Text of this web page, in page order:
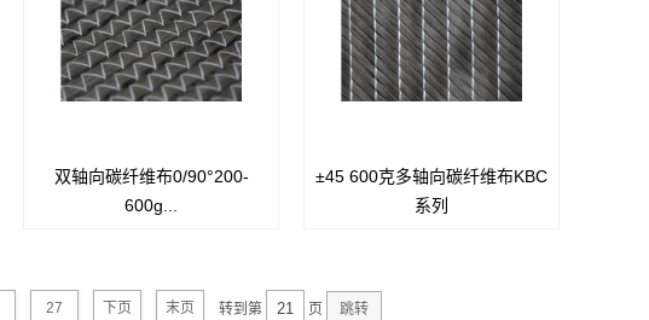
艺（预浸料或手糊）”。
碳纤维布是当今国际工业发达国家
普遍使用的工业原料，该产品具有
能显著于钢、铝。
双轴向碳纤维布0/90°200-
600g...
碳纤维布是当今国际工业发达国家
普遍使用的工业原料，该产品具有
能显著于钢、铝。
±45 600克多轴向碳纤维布KBC
系列
27 下页 末页 转到第 页